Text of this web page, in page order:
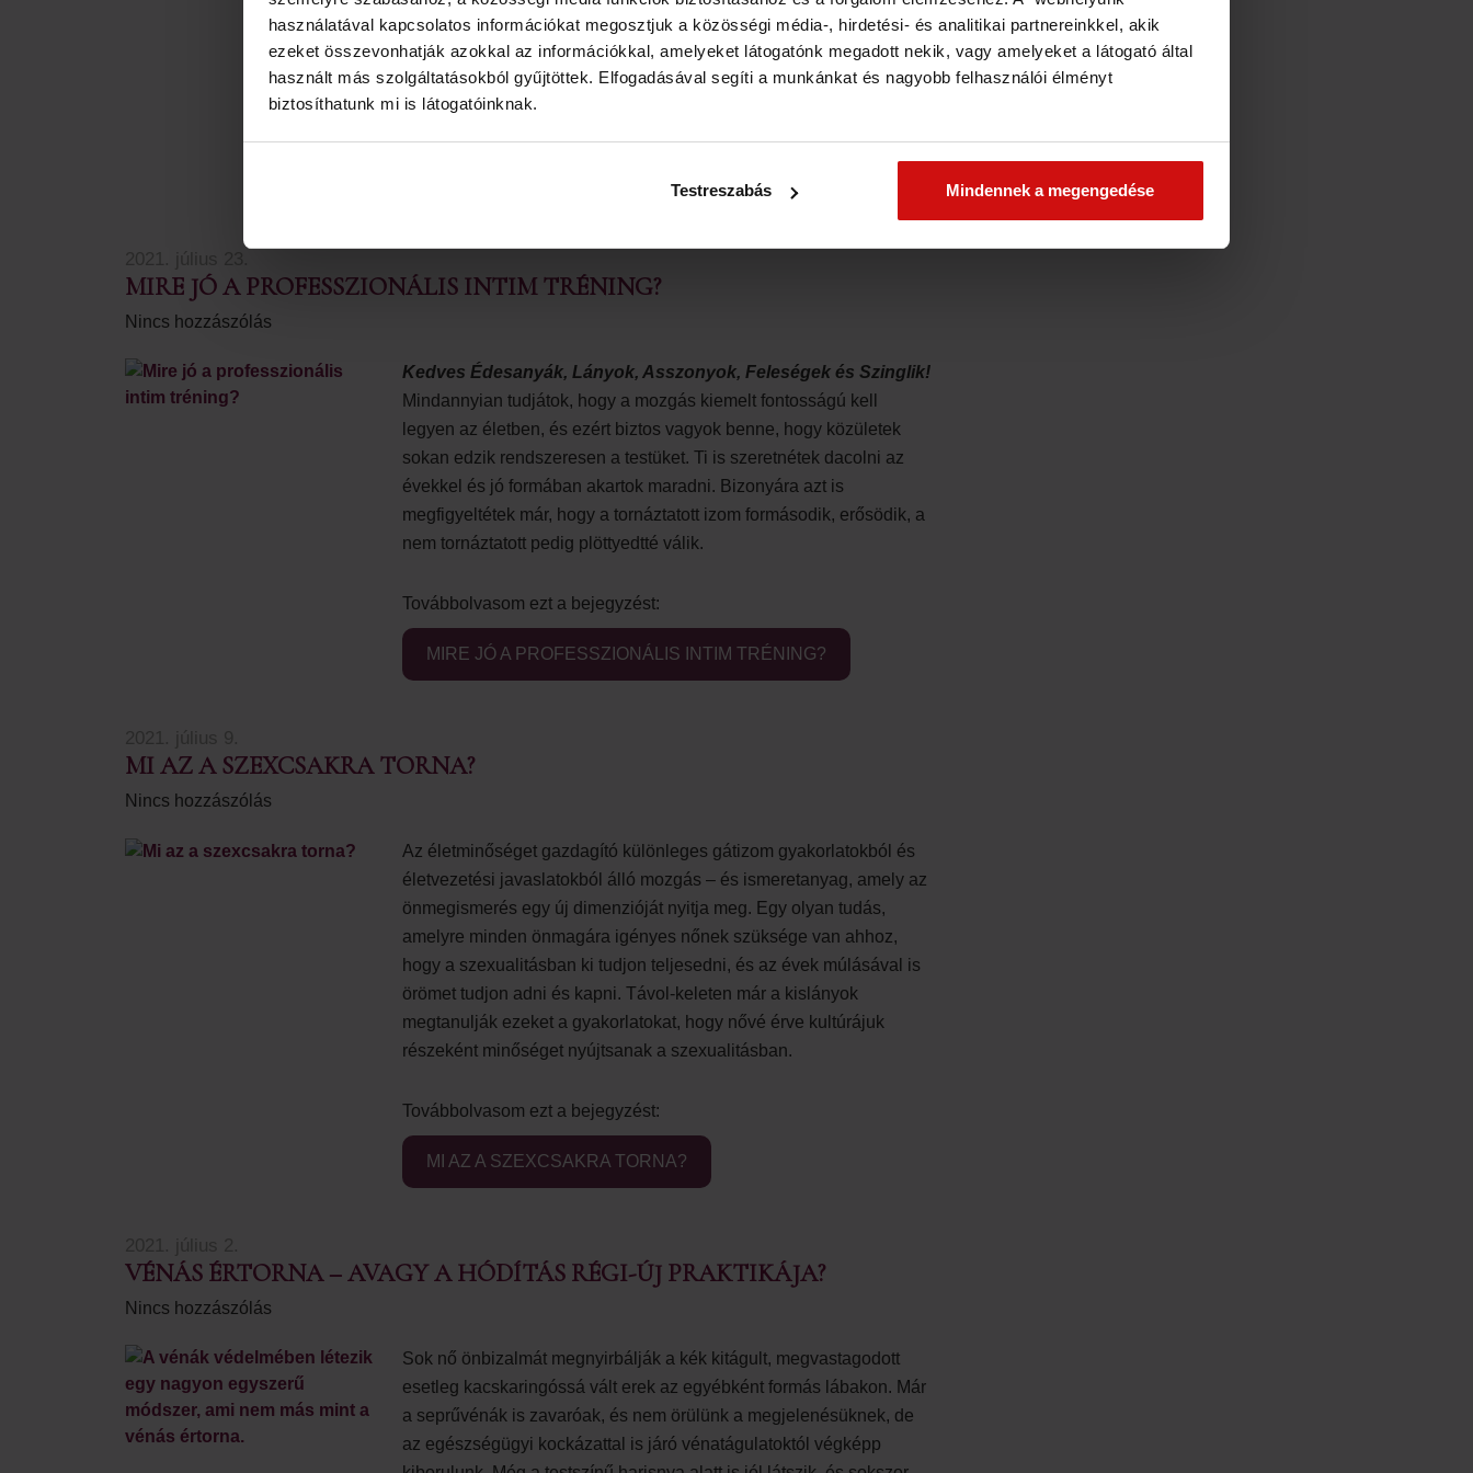
használatával kapcsolatos információkat megosztjuk a közösségi média-, hirdetési- és analitikai partnereinkkel, akik
ezeket összevonhatják azokkal az információkkal, amelyeket látogatónk megadott nekik, vagy amelyeket a látogató által
használt más szolgáltatásokból gyűjtöttek. Elfogadásával segíti a munkánkat és nagyobb felhasználói élményt
biztosíthatunk mi is látogatóinknak.
Testreszabás Mindennek a megengedése
verőerek, visszerek és hajszálerek olajozottan tudják szállítani a
vért. A három típusú ér sok mindenben különbözik egymástól.
Továbbolvasom ezt a bejegyzést:
GYÓGYTORNA, MINT A VISSZÉR KARBANTARTÁS
MIRE JÓ A PROFESSZIONÁLIS INTIM TRÉNING?
Nincs hozzászólás
Kedves Édesanyák, Lányok, Asszonyok, Feleségek és Szinglik!
Mindannyian tudjátok, hogy a mozgás kiemelt fontosságú kell
legyen az életben, és ezért biztos vagyok benne, hogy közületek
sokan edzik rendszeresen a testüket. Ti is szeretnétek dacolni az
évekkel és jó formában akartok maradni. Bizonyára azt is
megfigyeltétek már, hogy a tornáztatott izom formásodik, erősödik, a
nem tornáztatott pedig plöttyedtté válik.
Továbbolvasom ezt a bejegyzést:
MIRE JÓ A PROFESSZIONÁLIS INTIM TRÉNING?
MI AZ A SZEXCSAKRA TORNA?
Nincs hozzászólás
Az életminőséget gazdagító különleges gátizom gyakorlatokból és
életvezetési javaslatokból álló mozgás – és ismeretanyag, amely az
önmegismerés egy új dimenzióját nyitja meg. Egy olyan tudás,
amelyre minden önmagára igényes nőnek szüksége van ahhoz,
hogy a szexualitásban ki tudjon teljesedni, és az évek múlásával is
örömet tudjon adni és kapni. Távol-keleten már a kislányok
megtanulják ezeket a gyakorlatokat, hogy nővé érve kultúrájuk
részeként minőséget nyújtsanak a szexualitásban.
Továbbolvasom ezt a bejegyzést:
MI AZ A SZEXCSAKRA TORNA?
VÉNÁS ÉRTORNA – AVAGY A HÓDÍTÁS RÉGI-ÚJ PRAKTIKÁJA?
Nincs hozzászólás
Sok nő önbizalmát megnyirbálják a kék kitágult, megvastagodott
esetleg kacskaringóssá vált erek az egyébként formás lábakon. Már
a seprűvénák is zavaróak, és nem örülünk a megjelenésüknek, de
az egészségügyi kockázattal is járó vénatágulatoktól végképp